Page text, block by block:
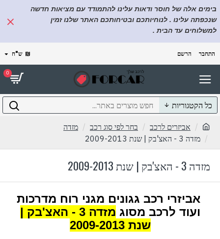
בימים אלה של חוסר ודאות עלינו להתמודד עם מציאות חדשה
שנכפתה עלינו . לנוחיותכם ובטיחותכם האתר שלנו זמין
למשלוחים עד הבית .
התחבר הרשם ₪ ש"ח
0
כל הקטגוריות
אביזרים לרכב בחר לפי סוג רכב
מזדה
מזדה 3 - האצ'בק | שנת 2009-2013
מזדה 3 - האצ'בק | שנת 2009-2013
אביזרי רכב גגונים מגני רוח מדרכות
ועוד לרכב מסוג
מזדה 3 - האצ'בק |
שנת 2009-2013